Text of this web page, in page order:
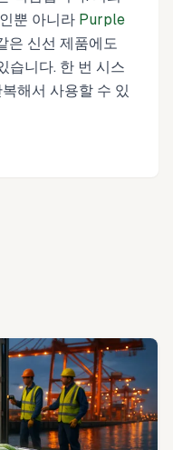
뿐 아니라 Purple
은 신선 제품에도
습니다. 한 번 시스
해서 사용할 수 있